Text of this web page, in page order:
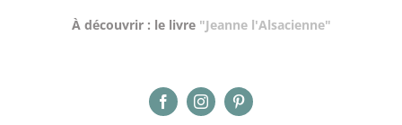
À découvrir : le livre "Jeanne l'Alsacienne"